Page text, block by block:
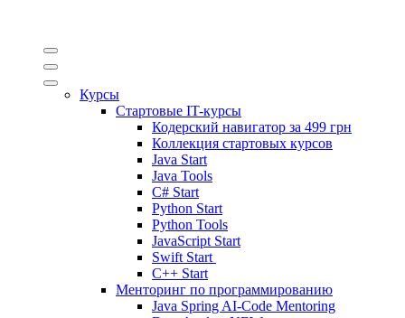
Курсы
Стартовые IT-курсы
Кодерский навигатор за 499 грн
Коллекция стартовых курсов
Java Start
Java Tools
C# Start
Python Start
Python Tools
JavaScript Start
Swift Start
C++ Start
Менторинг по программированию
Java Spring AI-Code Mentoring